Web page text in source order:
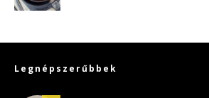
Legnépszerűbbek